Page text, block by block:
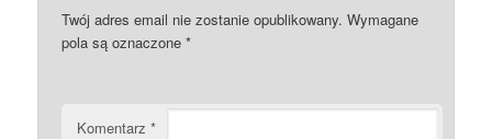
Twój adres email nie zostanie opublikowany. Wymagane
pola są oznaczone*
Komentarz*